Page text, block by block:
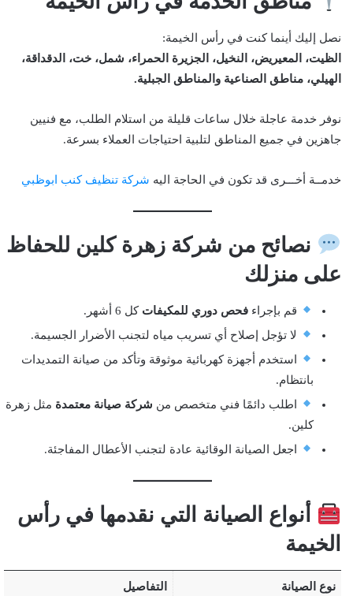
نصل إليك أينما كنت في رأس الخيمة:
الظيت، المعيريض، النخيل، الجزيرة الحمراء، شمل، خت، الدقداقة،
الهيلي، مناطق الصناعية والمناطق الجبلية.
نوفر خدمة عاجلة خلال ساعات قليلة من استلام الطلب، مع فنيين
جاهزين في جميع المناطق لتلبية احتياجات العملاء بسرعة.
خدمــة أخـــرى قد تكون في الحاجة اليه شركة تنظيف كنب ابوظبي
نصائح من شركة زهرة كلين للحفاظ
على منزلك
قم بإجراءفحص دوري للمكيفات كل 6 أشهر.
لا تؤجل إصلاح أي تسريب مياه لتجنب الأضرار الجسيمة.
استخدم أجهزة كهربائية موثوقة وتأكد من صيانة التمديدات
بانتظام.
اطلب دائمًا فني متخصص من شركة صيانة معتمدة مثل زهرة
كلين.
اجعل الصيانة الوقائية عادة لتجنب الأعطال المفاجئة.
أنواع الصيانة التي نقدمها في رأس
الخيمة
نوع الصيانة التفاصيل